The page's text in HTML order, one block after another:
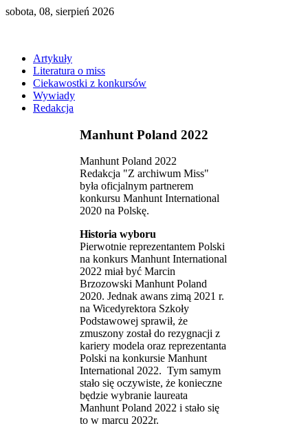
sobota, 08, sierpień 2026
Artykuły
Literatura o miss
Ciekawostki z konkursów
Wywiady
Redakcja
Manhunt Poland 2022
Manhunt Poland 2022
Redakcja "Z archiwum Miss"
była oficjalnym partnerem
konkursu Manhunt International
2020 na Polskę.
Historia wyboru
Pierwotnie reprezentantem Polski
na konkurs Manhunt International
2022 miał być Marcin
Brzozowski Manhunt Poland
2020. Jednak awans zimą 2021 r.
na Wicedyrektora Szkoły
Podstawowej sprawił, że
zmuszony został do rezygnacji z
kariery modela oraz reprezentanta
Polski na konkursie Manhunt
International 2022. Tym samym
stało się oczywiste, że konieczne
będzie wybranie laureata
Manhunt Poland 2022 i stało się
to w marcu 2022r.